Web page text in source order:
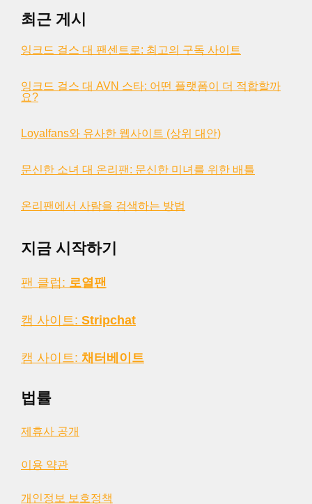
최근 게시
잉크드 걸스 대 팬센트로: 최고의 구독 사이트
잉크드 걸스 대 AVN 스타: 어떤 플랫폼이 더 적합할까
요?
Loyalfans와 유사한 웹사이트 (상위 대안)
문신한 소녀 대 온리팬: 문신한 미녀를 위한 배틀
온리팬에서 사람을 검색하는 방법
지금 시작하기
팬 클럽: 로열팬
캠 사이트: Stripchat
캠 사이트: 채터베이트
법률
제휴사 공개
이용 약관
개인정보 보호정책